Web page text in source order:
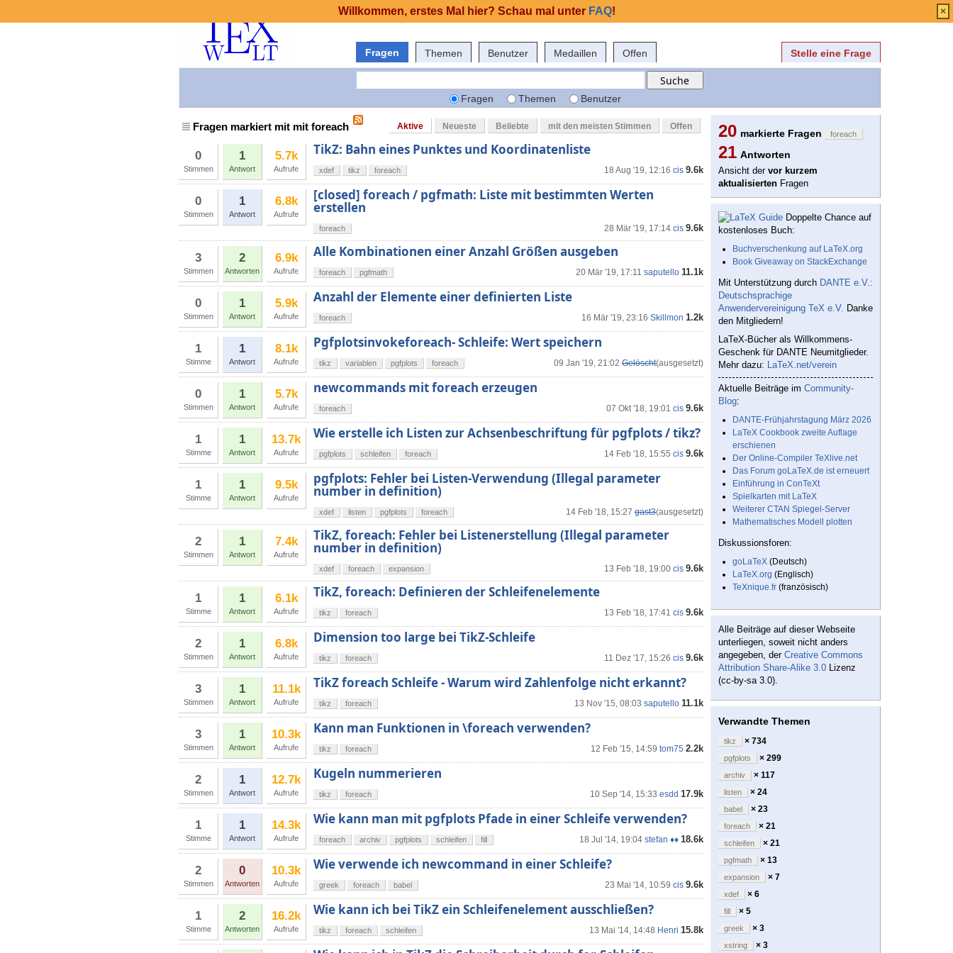
Fragen Themen Benutzer Medaillen Offen Stelle eine Frage
Fragen Themen Benutzer
Fragen markiert mit mit foreach Aktive Neueste Beliebte mit den meisten Stimmen Offen
0
Stimmen
1
Antwort
5.7k
Aufrufe
TikZ: Bahn eines Punktes und Koordinatenliste
18 Aug '19, 12:16 cis 9.6k
xdef tikz foreach
0
Stimmen
1
Antwort
6.8k
Aufrufe
[closed] foreach / pgfmath: Liste mit bestimmten Werten
erstellen
28 Mär '19, 17:14 cis 9.6k
foreach
3
Stimmen
2
Antworten
6.9k
Aufrufe
Alle Kombinationen einer Anzahl Größen ausgeben
20 Mär '19, 17:11 saputello 11.1k
foreach pgfmath
0
Stimmen
1
Antwort
5.9k
Aufrufe
Anzahl der Elemente einer definierten Liste
16 Mär '19, 23:16 Skillmon 1.2k
foreach
1
Stimme
1
Antwort
8.1k
Aufrufe
Pgfplotsinvokeforeach- Schleife: Wert speichern
09 Jan '19, 21:02 Gelöscht(ausgesetzt)
tikz variablen pgfplots foreach
0
Stimmen
1
Antwort
5.7k
Aufrufe
newcommands mit foreach erzeugen
07 Okt '18, 19:01 cis 9.6k
foreach
1
Stimme
1
Antwort
13.7k
Aufrufe
Wie erstelle ich Listen zur Achsenbeschriftung für pgfplots / tikz?
14 Feb '18, 15:55 cis 9.6k
pgfplots schleifen foreach
1
Stimme
1
Antwort
9.5k
Aufrufe
pgfplots: Fehler bei Listen-Verwendung (Illegal parameter
number in definition)
14 Feb '18, 15:27 gast3(ausgesetzt)
xdef listen pgfplots foreach
2
Stimmen
1
Antwort
7.4k
Aufrufe
TikZ, foreach: Fehler bei Listenerstellung (Illegal parameter
number in definition)
13 Feb '18, 19:00 cis 9.6k
xdef foreach expansion
1
Stimme
1
Antwort
6.1k
Aufrufe
TikZ, foreach: Definieren der Schleifenelemente
13 Feb '18, 17:41 cis 9.6k
tikz foreach
2
Stimmen
1
Antwort
6.8k
Aufrufe
Dimension too large bei TikZ-Schleife
11 Dez '17, 15:26 cis 9.6k
tikz foreach
3
Stimmen
1
Antwort
11.1k
Aufrufe
TikZ foreach Schleife - Warum wird Zahlenfolge nicht erkannt?
13 Nov '15, 08:03 saputello 11.1k
tikz foreach
3
Stimmen
1
Antwort
10.3k
Aufrufe
Kann man Funktionen in \foreach verwenden?
12 Feb '15, 14:59 tom75 2.2k
tikz foreach
2
Stimmen
1
Antwort
12.7k
Aufrufe
Kugeln nummerieren
10 Sep '14, 15:33 esdd 17.9k
tikz foreach
1
Stimme
1
Antwort
14.3k
Aufrufe
Wie kann man mit pgfplots Pfade in einer Schleife verwenden?
18 Jul '14, 19:04 stefan ♦♦ 18.6k
foreach archiv pgfplots schleifen fill
2
Stimmen
0
Antworten
10.3k
Aufrufe
Wie verwende ich newcommand in einer Schleife?
23 Mai '14, 10:59 cis 9.6k
greek foreach babel
1
Stimme
2
Antworten
16.2k
Aufrufe
Wie kann ich bei TikZ ein Schleifenelement ausschließen?
13 Mai '14, 14:48 Henri 15.8k
tikz foreach schleifen
20 markierte Fragen foreach
21 Antworten
Ansicht der vor kurzem
aktualisierten Fragen
Doppelte Chance auf
kostenloses Buch:
Buchverschenkung auf LaTeX.org
Book Giveaway on StackExchange
Mit Unterstützung durch DANTE e.V.:
Deutschsprachige
Anwendervereinigung TeX e.V. Danke
den Mitgliedern!
LaTeX-Bücher als Willkommens-
Geschenk für DANTE Neumitglieder.
Mehr dazu: LaTeX.net/verein
Aktuelle Beiträge im Community-
Blog:
DANTE-Frühjahrstagung März 2026
LaTeX Cookbook zweite Auflage
erschienen
Der Online-Compiler TeXlive.net
Das Forum goLaTeX.de ist erneuert
Einführung in ConTeXt
Spielkarten mit LaTeX
Weiterer CTAN Spiegel-Server
Mathematisches Modell plotten
Diskussionsforen:
goLaTeX (Deutsch)
LaTeX.org (Englisch)
TeXnique.fr (französisch)
Alle Beiträge auf dieser Webseite
unterliegen, soweit nicht anders
angegeben, der Creative Commons
Attribution Share-Alike 3.0 Lizenz
(cc-by-sa 3.0).
Verwandte Themen
tikz × 734
pgfplots × 299
archiv × 117
listen × 24
babel × 23
foreach × 21
schleifen × 21
pgfmath × 13
expansion × 7
xdef × 6
fill × 5
greek × 3
xstring × 3
Willkommen, erstes Mal hier? Schau mal unter FAQ! ×